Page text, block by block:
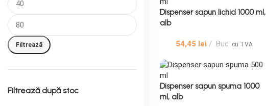
Filtrează
Filtrează după stoc
Dispenser sapun lichid 1000 ml,
alb
54,45 lei Buc cu TVA
Dispenser sapun spuma 1000
ml, alb